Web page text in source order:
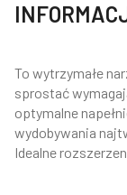
To wytrzymałe
sprostać
optymalne
wydobywania
Idealne